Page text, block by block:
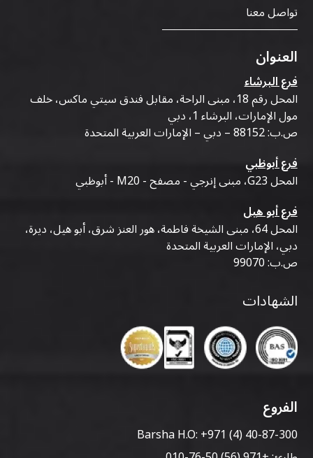
تواصل معنا
العنوان
فرع البرشاء
المحل رقم 18، مبنى الراحة، مقابل فندق سيتي ماكس، خلف
مول الإمارات، البرشاء 1، دبي
ص.ب: 88152 – دبي – الإمارات العربية المتحدة
فرع أبوظبي
المحل G23، مبنى إنرجي - مصفح - M20 - أبوظبي
فرع أبو هيل
المحل 64، مبنى الشيخة فاطمة، هور العنز شرق، أبو هيل، ديرة،
دبي، الإمارات العربية المتحدة
ص.ب: 99070
الشهادات
الفروع
Barsha H.O:+971 (4) 40-87-300